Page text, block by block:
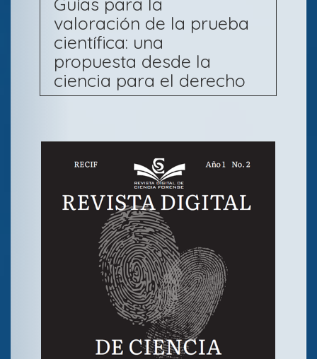
valoración de la prueba
científica: una
propuesta desde la
ciencia para el derecho